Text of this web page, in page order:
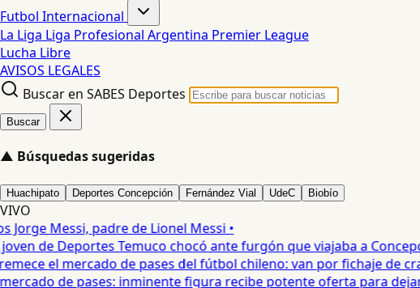
Futbol Internacional
La Liga Liga Profesional Argentina Premier League
Lucha Libre
AVISOS LEGALES
Buscar en SABES Deportes
Buscar
▲ Búsquedas sugeridas
Huachipato Deportes Concepción Fernández Vial UdeC Biobío
VIVO
Messi, padre de Lionel Messi •
de Deportes Temuco chocó ante furgón que viajaba a
el mercado de pases del fútbol chileno: van por fichaje de
de pases: inminente figura recibe potente oferta para dejar